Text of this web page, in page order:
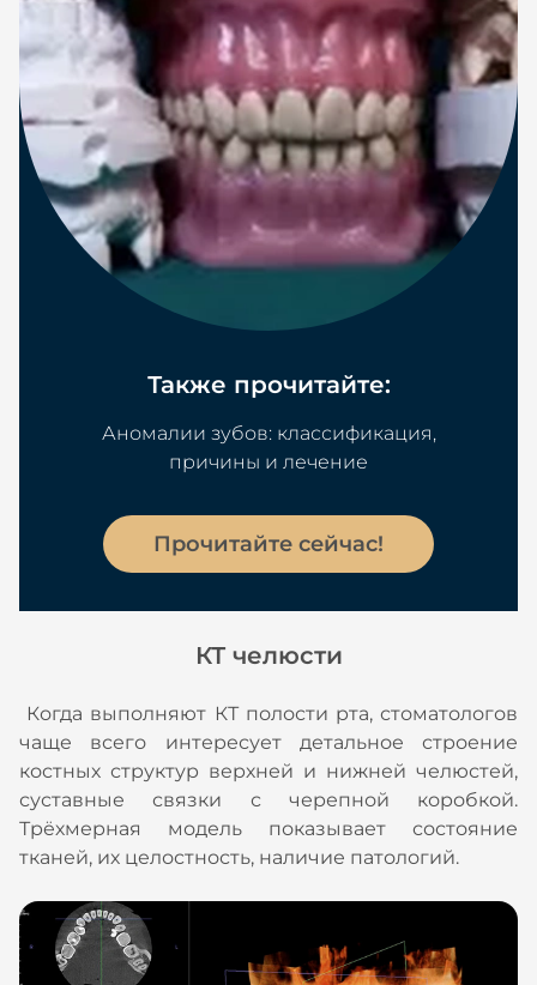
Также прочитайте:
Аномалии зубов: классификация,
причины и лечение
Прочитайте сейчас!
КТ челюсти
Когда выполняют КТ полости рта, стоматологов
чаще всего интересует детальное строение
костных структур верхней и нижней челюстей,
суставные связки с черепной коробкой.
Трёхмерная модель показывает состояние
тканей, их целостность, наличие патологий.